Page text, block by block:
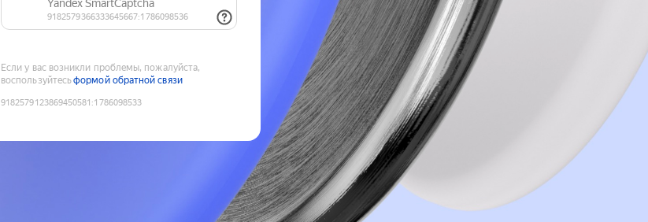
Если у вас возникли проблемы, пожалуйста,
воспользуйтесьформой обратной связи
9182579123869450581 :1786098533